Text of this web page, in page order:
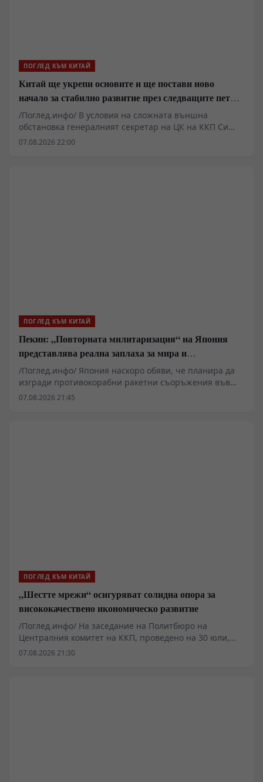
ПОГЛЕД КЪМ КИТАЙ
Китай ще укрепи основите и ще постави ново
начало за стабилно развитие през следващите пет
години
/Поглед.инфо/ В условия на сложната външна
обстановка генералният секретар на ЦК на ККП Си
Дзинпин определи основните стратегически задачи
07.08.2026 22:00
ПОГЛЕД КЪМ КИТАЙ
Пекин: „Повторната милитаризация“ на Япония
представлява реална заплаха за мира и
стабилността в региона
/Поглед.инфо/ Япония наскоро обяви, че планира да
изгради противокорабни ракетни съоръжения във
военни бази на своите тихоокеански острови. В
07.08.2026 21:45
ПОГЛЕД КЪМ КИТАЙ
„Шестте мрежи“ осигуряват солидна опора за
висококачествено икономическо развитие
/Поглед.инфо/ На заседание на Политбюро на
Централния комитет на ККП, проведено на 30 юли,
беше подчертана важността на това „да се насърчава
07.08.2026 21:30